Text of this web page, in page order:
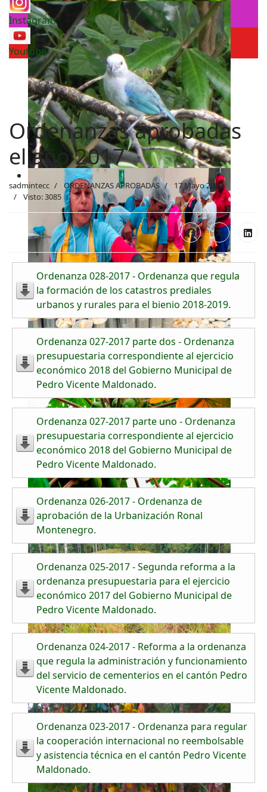
Instagram
Youtube
Ordenanzas aprobadas
el año 2017
sadmintecc ORDENANZAS APROBADAS
17 Mayo 2023
Visto: 3085
Ordenanza 028-2017 - Ordenanza que regula
la formación de los catastros prediales
urbanos y rurales para el bienio 2018-2019.
Ordenanza 027-2017 parte dos - Ordenanza
presupuestaria correspondiente al ejercicio
económico 2018 del Gobierno Municipal de
Pedro Vicente Maldonado.
Ordenanza 027-2017 parte uno - Ordenanza
presupuestaria correspondiente al ejercicio
económico 2018 del Gobierno Municipal de
Pedro Vicente Maldonado.
Ordenanza 026-2017 - Ordenanza de
aprobación de la Urbanización Ronal
Montenegro.
Ordenanza 025-2017 - Segunda reforma a la
ordenanza presupuestaria para el ejercicio
económico 2017 del Gobierno Municipal de
Pedro Vicente Maldonado.
Ordenanza 024-2017 - Reforma a la ordenanza
que regula la administración y funcionamiento
del servicio de cementerios en el cantón Pedro
Vicente Maldonado.
Ordenanza 023-2017 - Ordenanza para regular
la cooperación internacional no reembolsable
y asistencia técnica en el cantón Pedro Vicente
Maldonado.